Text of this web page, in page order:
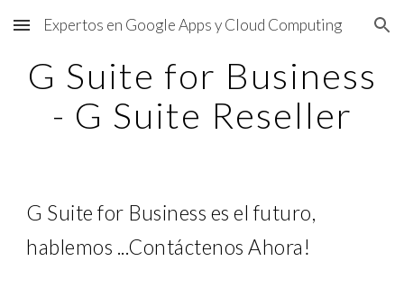
Skip to main content Skip to navigation
Expertos en Google Apps y Cloud Computing
G Suite for Business
- G Suite Reseller
G Suite for Business es el futuro,
hablemos ...Contáctenos Ahora!